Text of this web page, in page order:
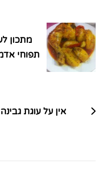
בפוסטים
מתכון
תפוחי
אין על עוגת